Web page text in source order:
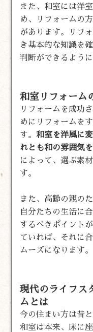
また、和室には洋
め、リフォームの
があります。リフ
き基本的な知識を
判断ができるように
和室リフォーム
リフォームを成功
めにリフォームを
す。和室を洋風に
れとも和の雰囲気
によって、選ぶ素
す。
また、高齢の親の
自分たちの生活に
するべきポイント
ていれば、それに
ムーズになります。
現代のライフス
ムとは
今の住まい方は昔
和室は本来、床に